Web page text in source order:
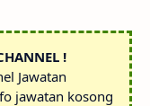
!
Jawatan
jawatan kosong